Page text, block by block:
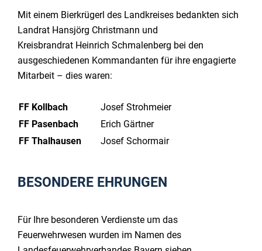
Mit einem Bierkrügerl des Landkreises bedankten sich
Landrat Hansjörg Christmann und
Kreisbrandrat Heinrich Schmalenberg bei den
ausgeschiedenen Kommandanten für ihre engagierte
Mitarbeit – dies waren:
FF Kollbach
Josef Strohmeier
FF Pasenbach
Erich Gärtner
FF Thalhausen
Josef Schormair
BESONDERE EHRUNGEN
Für Ihre besonderen Verdienste um das
Feuerwehrwesen wurden im Namen des